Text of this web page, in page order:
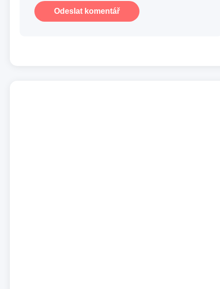
Odeslat komentář